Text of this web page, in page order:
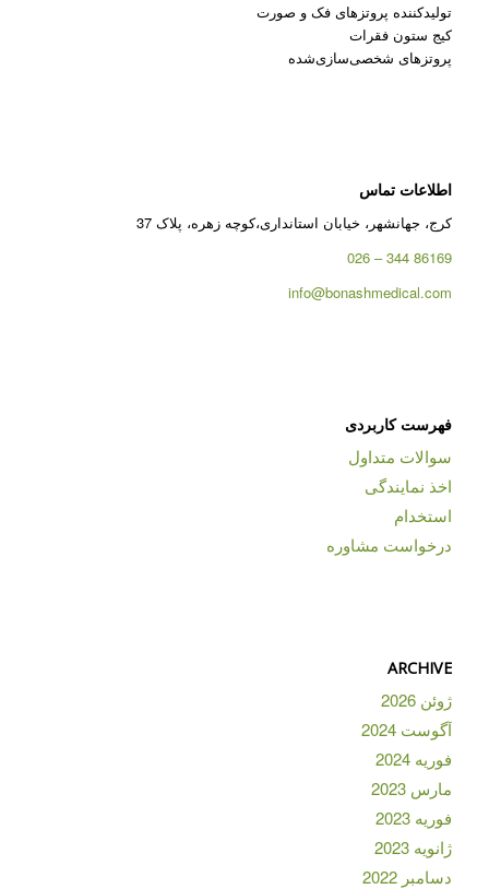
تولیدکننده پروتزهای فک و صورت
کیج ستون فقرات
پروتزهای شخصی‌سازی‌شده
اطلاعات تماس
کرج، جهانشهر، خیابان استانداری،کوچه زهره، پلاک 37
86169 344 – 026
info@bonashmedical.com
فهرست کاربردی
سوالات متداول
اخذ نمایندگی
استخدام
درخواست مشاوره
ARCHIVE
ژوئن 2026
آگوست 2024
فوریه 2024
مارس 2023
فوریه 2023
ژانویه 2023
دسامبر 2022